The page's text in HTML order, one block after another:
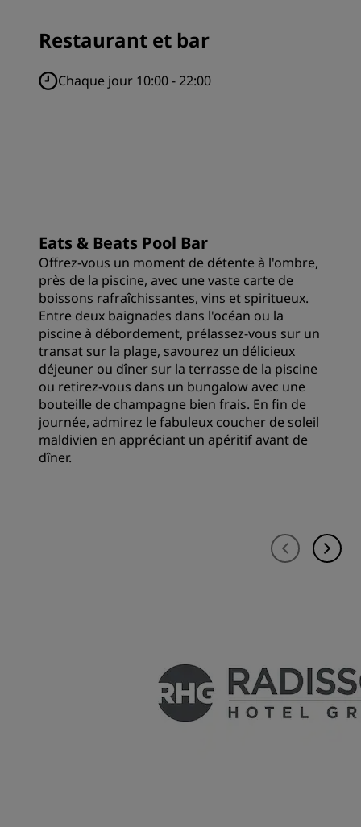
Restaurant et bar
Chaque jour 10:00 - 22:00
Eats & Beats Pool Bar
Offrez-vous un moment de détente à l'ombre,
près de la piscine, avec une vaste carte de
boissons rafraîchissantes, vins et spiritueux.
Entre deux baignades dans l'océan ou la
piscine à débordement, prélassez-vous sur un
transat sur la plage, savourez un délicieux
déjeuner ou dîner sur la terrasse de la piscine
ou retirez-vous dans un bungalow avec une
bouteille de champagne bien frais. En fin de
journée, admirez le fabuleux coucher de soleil
maldivien en appréciant un apéritif avant de
dîner.